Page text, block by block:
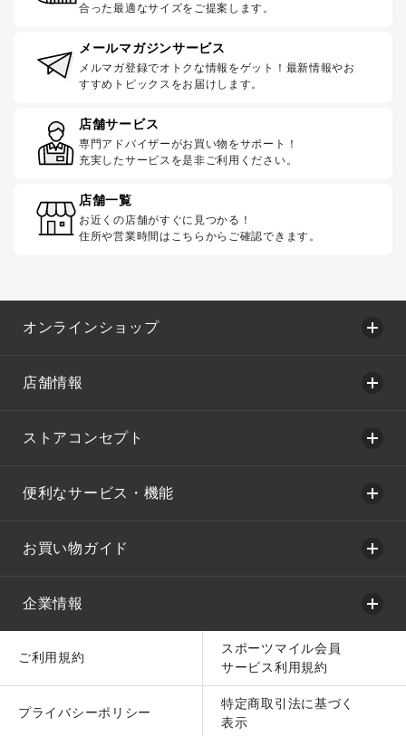
合った最適なサイズをご提案します。
メールマガジンサービス
メルマガ登録でオトクな情報をゲット！最新情報やお
すすめトピックスをお届けします。
店舗サービス
専門アドバイザーがお買い物をサポート！
充実したサービスを是非ご利用ください。
店舗一覧
お近くの店舗がすぐに見つかる！
住所や営業時間はこちらからご確認できます。
オンラインショップ
店舗情報
ストアコンセプト
便利なサービス・機能
お買い物ガイド
企業情報
ご利用規約
スポーツマイル会員
サービス利用規約
プライバシーポリシー
特定商取引法に基づく
表示